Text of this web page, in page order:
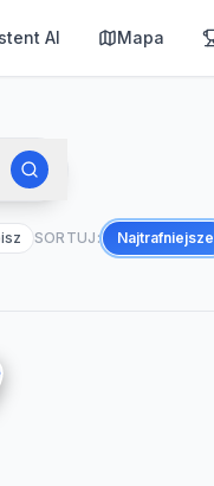
AI Mapa
SORTUJ: Najtrafniejsze